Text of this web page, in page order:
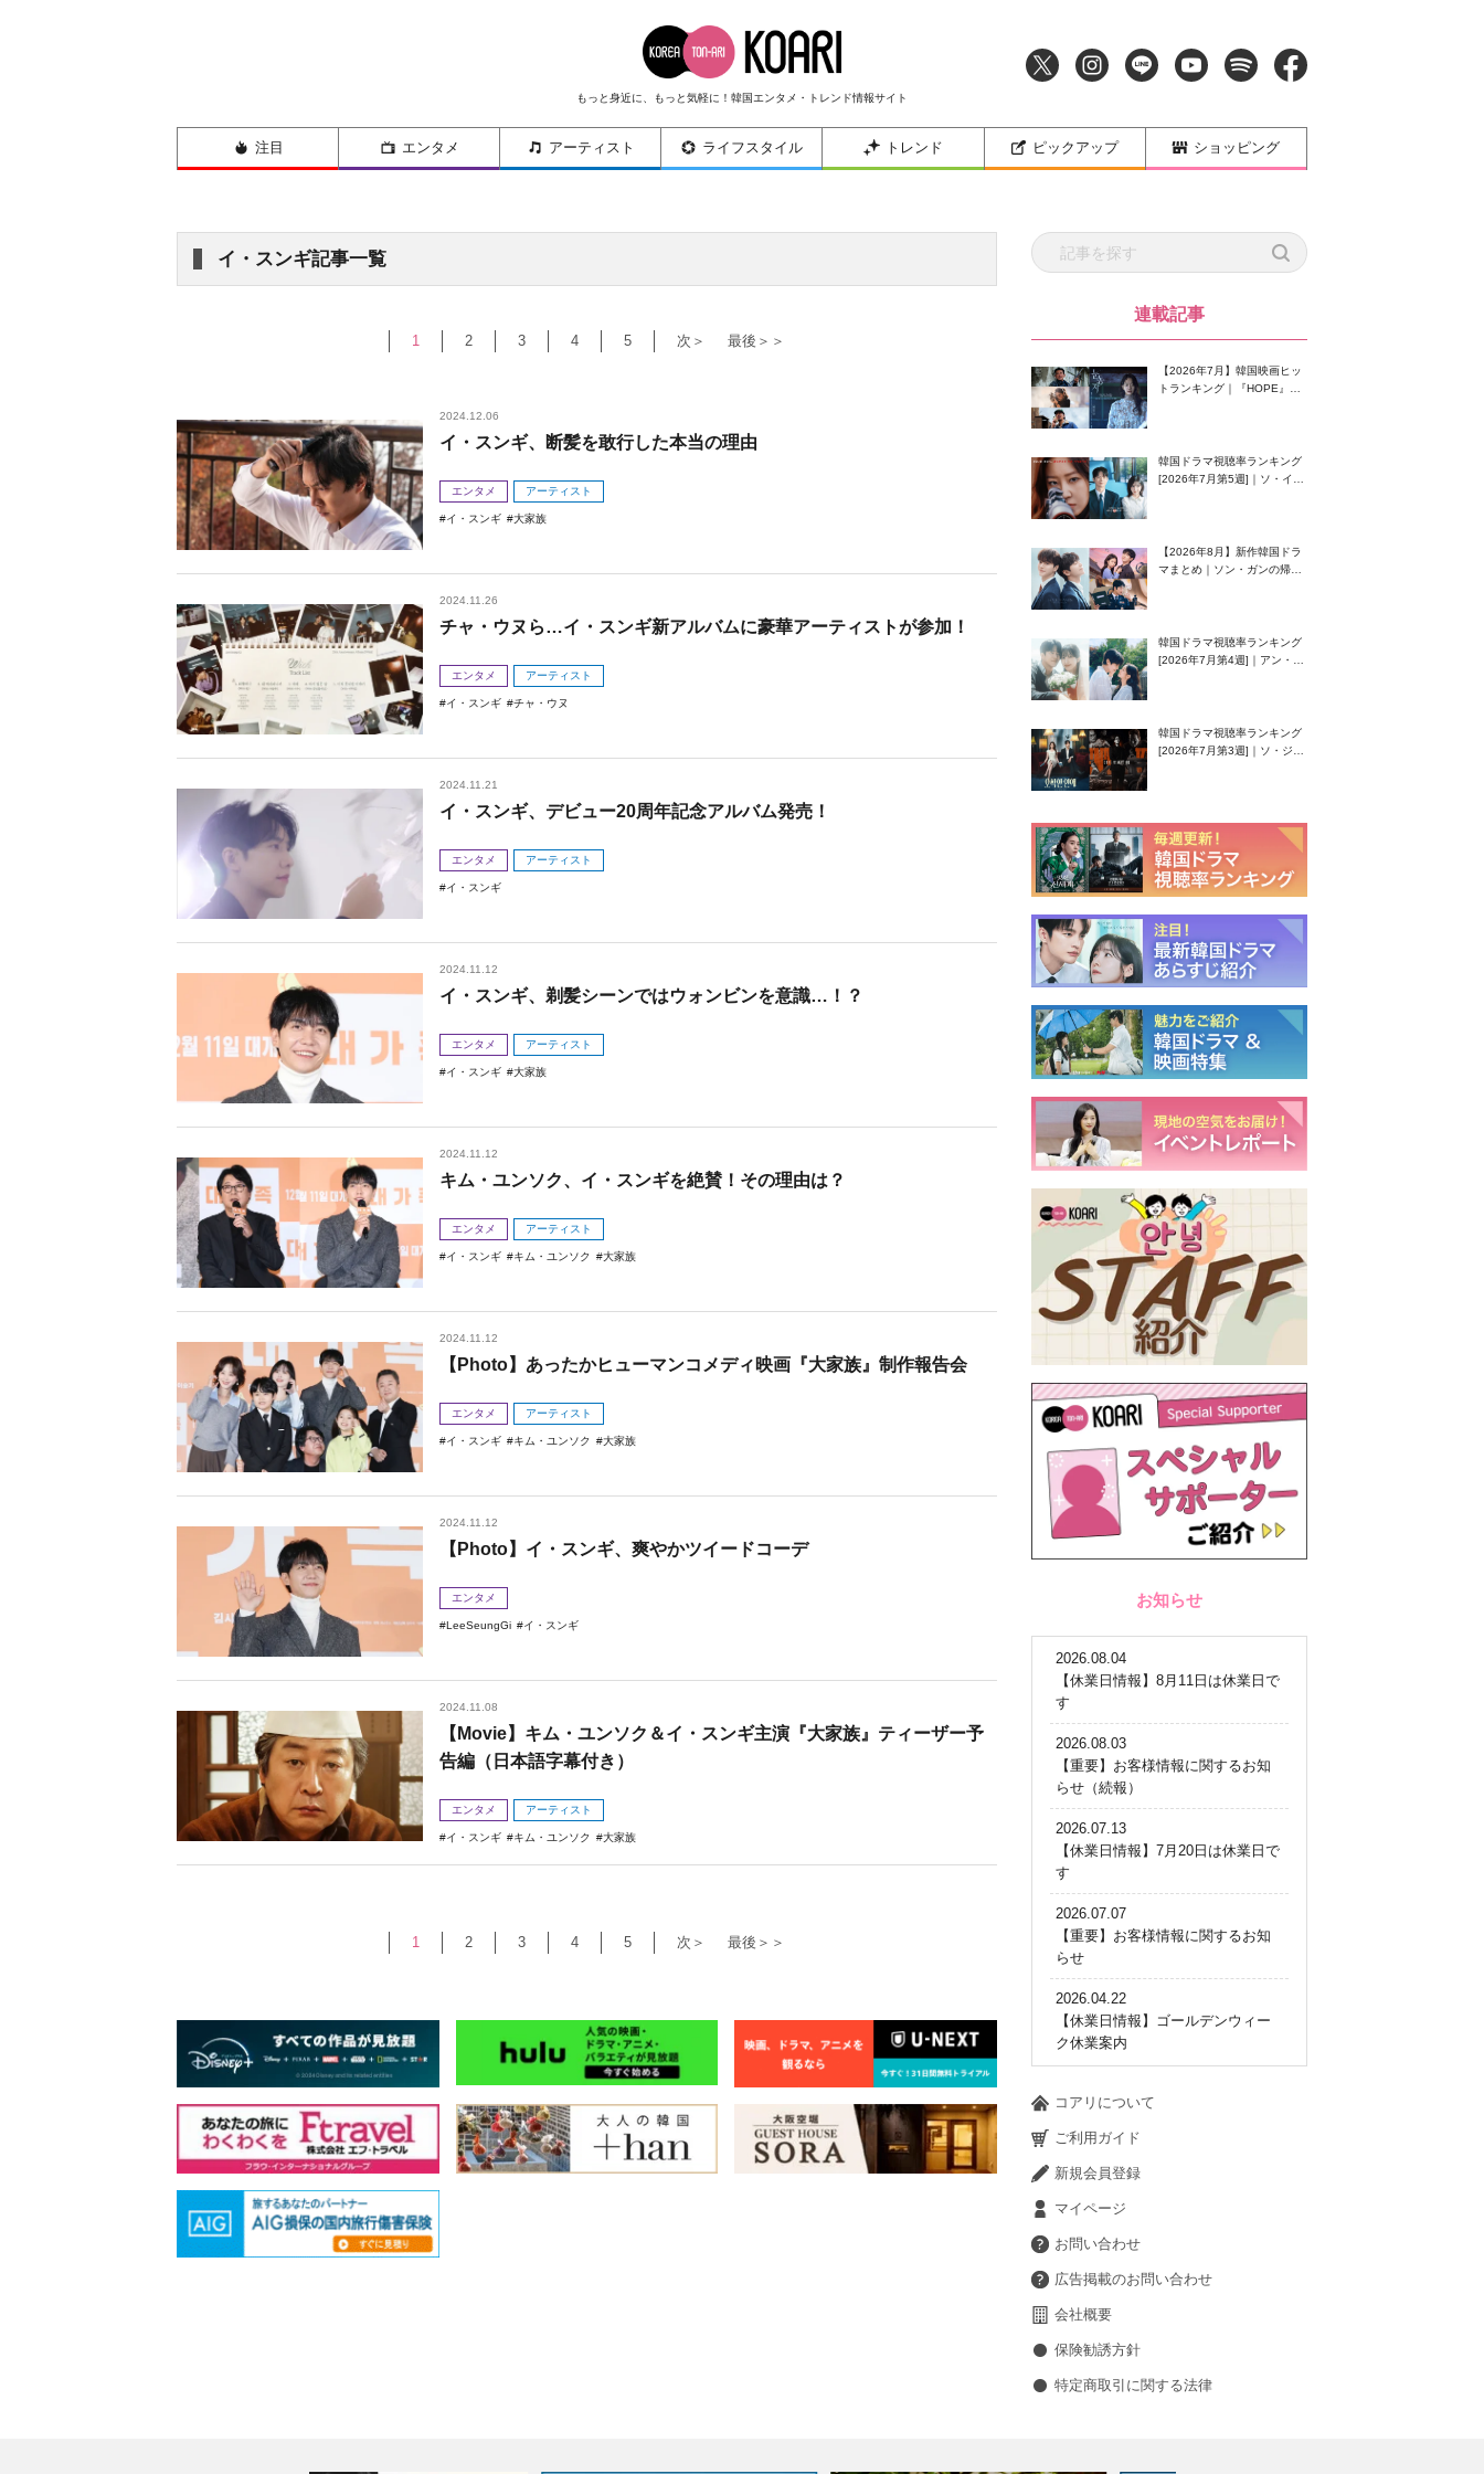
もっと身近に、もっと気軽に！韓国エンタメ・トレンド情報サイト
注目 エンタメ アーティスト ライフスタイル トレンド ピックアップ ショッピング
イ・スンギ記事一覧
1 2 3 4 5 次＞ 最後＞＞
2024.12.06
イ・スンギ、断髪を敢行した本当の理由
エンタメ アーティスト
イ・スンギ 大家族
2024.11.26
チャ・ウヌら…イ・スンギ新アルバムに豪華アーティストが参加！
エンタメ アーティスト
イ・スンギ チャ・ウヌ
2024.11.21
イ・スンギ、デビュー20周年記念アルバム発売！
エンタメ アーティスト
イ・スンギ
2024.11.12
イ・スンギ、剃髪シーンではウォンビンを意識…！？
エンタメ アーティスト
イ・スンギ 大家族
2024.11.12
キム・ユンソク、イ・スンギを絶賛！その理由は？
エンタメ アーティスト
イ・スンギ キム・ユンソク 大家族
2024.11.12
【Photo】あったかヒューマンコメディ映画『大家族』制作報告会
エンタメ アーティスト
イ・スンギ キム・ユンソク 大家族
2024.11.12
【Photo】イ・スンギ、爽やかツイードコーデ
エンタメ
LeeSeungGi イ・スンギ
2024.11.08
【Movie】キム・ユンソク＆イ・スンギ主演『大家族』ティーザー予
告編（日本語字幕付き）
エンタメ アーティスト
イ・スンギ キム・ユンソク 大家族
1 2 3 4 5 次＞ 最後＞＞
連載記事
【2026年7月】韓国映画ヒッ
トランキング｜『HOPE』が
韓国ドラマ視聴率ランキング
[2026年7月第5週]｜ソ・イン
【2026年8月】新作韓国ドラ
マまとめ｜ソン・ガンの帰
韓国ドラマ視聴率ランキング
[2026年7月第4週]｜アン・ヒ
韓国ドラマ視聴率ランキング
[2026年7月第3週]｜ソ・ジソ
お知らせ
2026.08.04
【休業日情報】8月11日は休業日で
す
2026.08.03
【重要】お客様情報に関するお知
らせ（続報）
2026.07.13
【休業日情報】7月20日は休業日で
す
2026.07.07
【重要】お客様情報に関するお知
らせ
2026.04.22
【休業日情報】ゴールデンウィー
ク休業案内
コアリについて
ご利用ガイド
新規会員登録
マイページ
お問い合わせ
広告掲載のお問い合わせ
会社概要
保険勧誘方針
特定商取引に関する法律